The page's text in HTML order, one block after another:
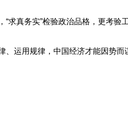
真务实”检验政治品格，更考验工
运用规律，中国经济才能因势而